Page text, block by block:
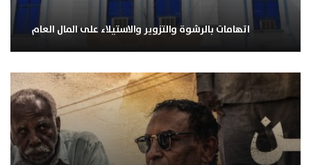
اتهامات بالرشوة والتزوير والاستيلاء على المال العام